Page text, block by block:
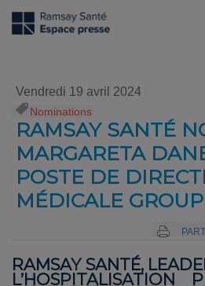
Vendredi 19 avril 2024
Nominations
RAMSAY SANTÉ
MARGARETA
POSTE DE
MÉDICALE
RAMSAY SANTÉ,
L’HOSPITALISATION